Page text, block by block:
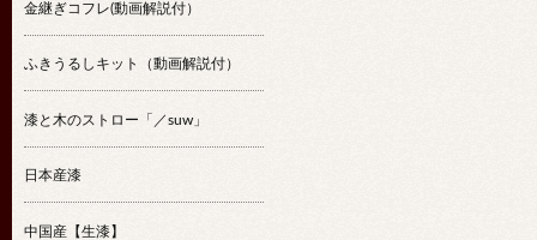
金継ぎコフレ(動画解説付）
ふきうるしキット（動画解説付）
漆と木のストロー「／suw」
日本産漆
中国産【生漆】